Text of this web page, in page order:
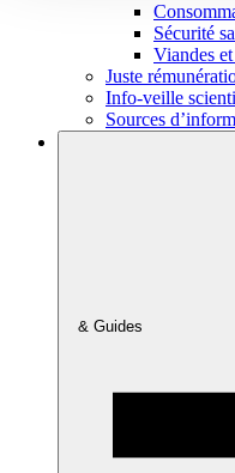
Sécurité
Viandes
Juste
Info-veille
Sources
& Guides